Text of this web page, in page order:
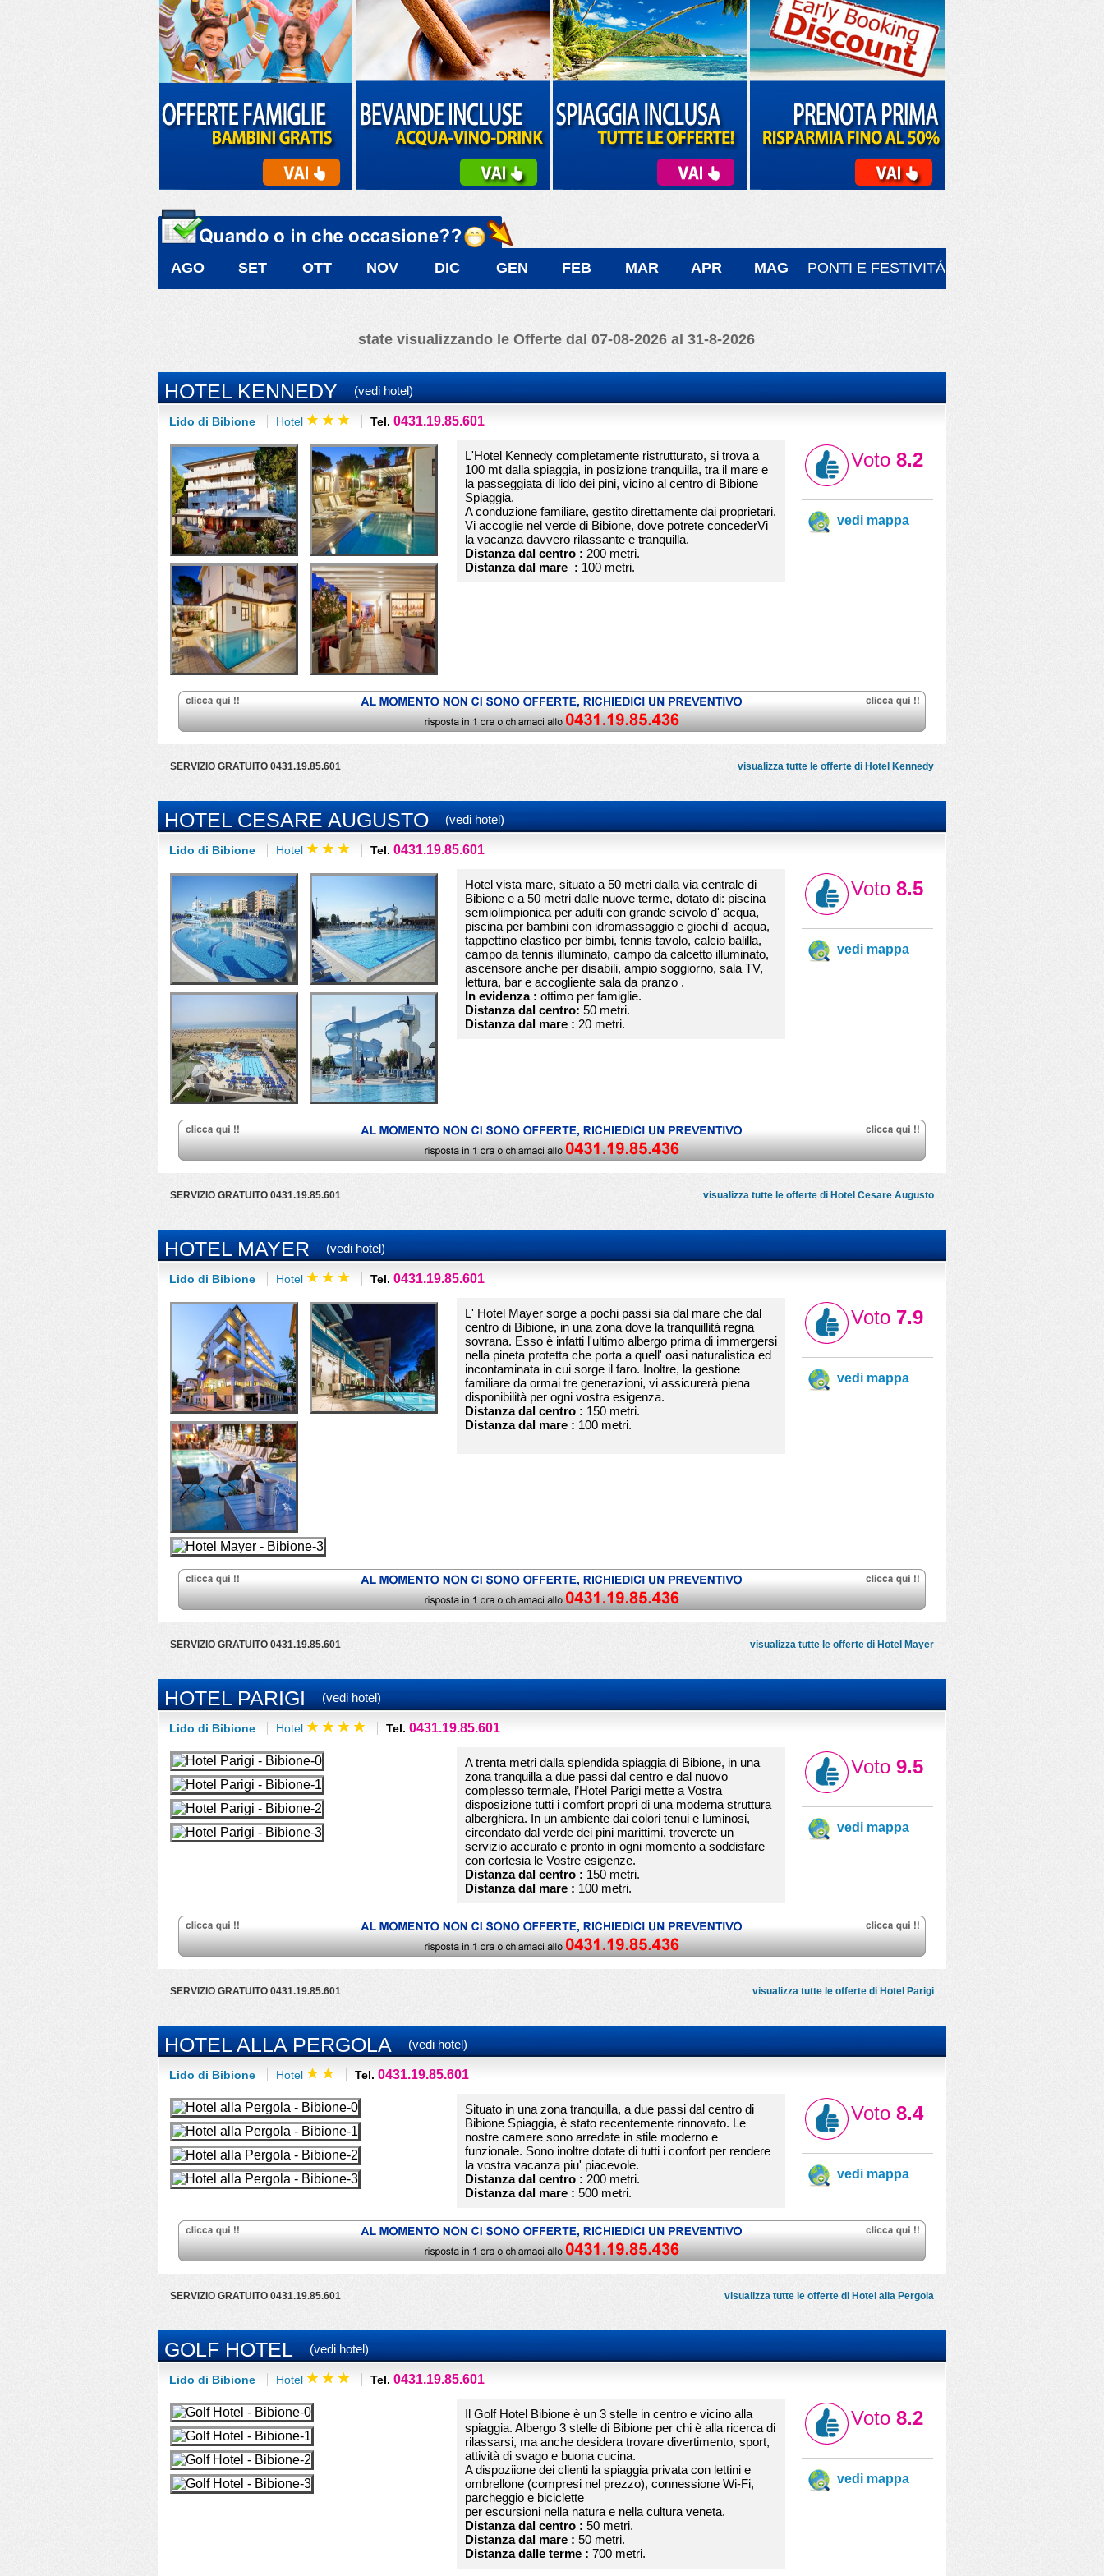
AGO SET OTT NOV DIC GEN FEB MAR APR MAG PONTI E FESTIVITÁ
state visualizzando le Offerte dal 07-08-2026 al 31-8-2026
HOTEL KENNEDY (vedi hotel)
Lido di Bibione Hotel Tel. 0431.19.85.601
L'Hotel Kennedy completamente ristrutturato, si trova a
100 mt dalla spiaggia, in posizione tranquilla, tra il mare e
la passeggiata di lido dei pini, vicino al centro di Bibione
Spiaggia.
A conduzione familiare, gestito direttamente dai proprietari,
Vi accoglie nel verde di Bibione, dove potrete concederVi
la vacanza davvero rilassante e tranquilla.
Distanza dal centro : 200 metri.
Distanza dal mare : 100 metri.
Voto 8.2
vedi mappa
SERVIZIO GRATUITO 0431.19.85.601 visualizza tutte le offerte di Hotel Kennedy
HOTEL CESARE AUGUSTO (vedi hotel)
Lido di Bibione Hotel Tel. 0431.19.85.601
Hotel vista mare, situato a 50 metri dalla via centrale di
Bibione e a 50 metri dalle nuove terme, dotato di: piscina
semiolimpionica per adulti con grande scivolo d' acqua,
piscina per bambini con idromassaggio e giochi d' acqua,
tappettino elastico per bimbi, tennis tavolo, calcio balilla,
campo da tennis illuminato, campo da calcetto illuminato,
ascensore anche per disabili, ampio soggiorno, sala TV,
lettura, bar e accogliente sala da pranzo .
In evidenza : ottimo per famiglie.
Distanza dal centro: 50 metri.
Distanza dal mare : 20 metri.
Voto 8.5
vedi mappa
SERVIZIO GRATUITO 0431.19.85.601 visualizza tutte le offerte di Hotel Cesare Augusto
HOTEL MAYER (vedi hotel)
Lido di Bibione Hotel Tel. 0431.19.85.601
L' Hotel Mayer sorge a pochi passi sia dal mare che dal
centro di Bibione, in una zona dove la tranquillità regna
sovrana. Esso è infatti l'ultimo albergo prima di immergersi
nella pineta protetta che porta a quell' oasi naturalistica ed
incontaminata in cui sorge il faro. Inoltre, la gestione
familiare da ormai tre generazioni, vi assicurerà piena
disponibilità per ogni vostra esigenza.
Distanza dal centro : 150 metri.
Distanza dal mare : 100 metri.
Voto 7.9
vedi mappa
SERVIZIO GRATUITO 0431.19.85.601 visualizza tutte le offerte di Hotel Mayer
HOTEL PARIGI (vedi hotel)
Lido di Bibione Hotel Tel. 0431.19.85.601
A trenta metri dalla splendida spiaggia di Bibione, in una
zona tranquilla a due passi dal centro e dal nuovo
complesso termale, l’Hotel Parigi mette a Vostra
disposizione tutti i comfort propri di una moderna struttura
alberghiera. In un ambiente dai colori tenui e luminosi,
circondato dal verde dei pini marittimi, troverete un
servizio accurato e pronto in ogni momento a soddisfare
con cortesia le Vostre esigenze.
Distanza dal centro : 150 metri.
Distanza dal mare : 100 metri.
Voto 9.5
vedi mappa
SERVIZIO GRATUITO 0431.19.85.601 visualizza tutte le offerte di Hotel Parigi
HOTEL ALLA PERGOLA (vedi hotel)
Lido di Bibione Hotel Tel. 0431.19.85.601
Situato in una zona tranquilla, a due passi dal centro di
Bibione Spiaggia, è stato recentemente rinnovato. Le
nostre camere sono arredate in stile moderno e
funzionale. Sono inoltre dotate di tutti i confort per rendere
la vostra vacanza piu' piacevole.
Distanza dal centro : 200 metri.
Distanza dal mare : 500 metri.
Voto 8.4
vedi mappa
SERVIZIO GRATUITO 0431.19.85.601 visualizza tutte le offerte di Hotel alla Pergola
GOLF HOTEL (vedi hotel)
Lido di Bibione Hotel Tel. 0431.19.85.601
Il Golf Hotel Bibione è un 3 stelle in centro e vicino alla
spiaggia. Albergo 3 stelle di Bibione per chi è alla ricerca di
rilassarsi, ma anche desidera trovare divertimento, sport,
attività di svago e buona cucina.
A dispoziione dei clienti la spiaggia privata con lettini e
ombrellone (compresi nel prezzo), connessione Wi-Fi,
parcheggio e biciclette
per escursioni nella natura e nella cultura veneta.
Distanza dal centro : 50 metri.
Distanza dal mare : 50 metri.
Distanza dalle terme : 700 metri.
Voto 8.2
vedi mappa